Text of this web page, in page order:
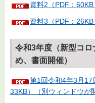
資料2（PDF：60KB
資料3（PDF：26KB
令和3年度（新型コ
め、書面開催）
第1回令和4年3月17
33KB）（別ウィンドウが